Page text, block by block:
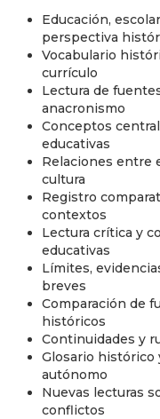
Educación,
perspectiva
Vocabulario
currículo
Lectura de
anacronismo
Conceptos
educativas
Relaciones entre
cultura
Registro
contextos
Lectura crítica y
educativas
Límites,
breves
Comparación de
históricos
Continuidades y
Glosario histórico
autónomo
Nuevas lecturas
conflictos